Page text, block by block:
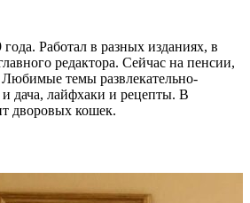
Работал в разных изданиях, в
редактора. Сейчас на пенсии,
темы развлекательно-
дача, лайфхаки и рецепты. В
дворовых кошек.